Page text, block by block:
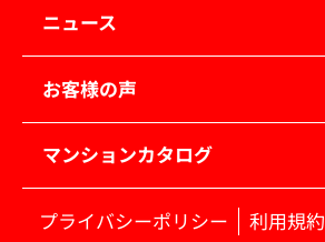
ニュース
お客様の声
マンションカタログ
プライバシーポリシー 利用規約